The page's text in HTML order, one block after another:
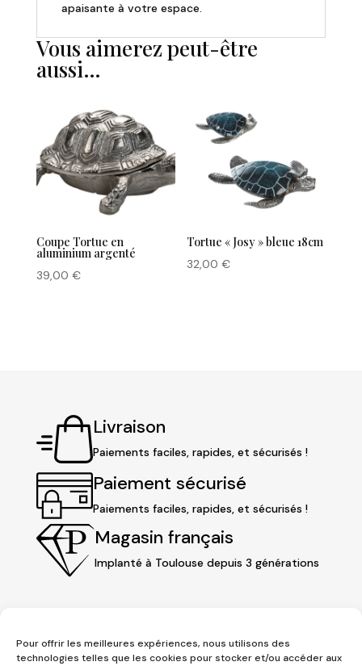
Pour offrir les meilleures expériences, nous utilisons des
technologies telles que les cookies pour stocker et/ou accéder aux
apaisante à votre espace.
Vous aimerez peut-être
aussi…
Coupe Tortue en
aluminium argenté
39,00 €
Tortue « Josy » bleue 18cm
32,00€
Livraison
Paiements faciles, rapides, et sécurisés !
Paiement sécurisé
Paiements faciles, rapides, et sécurisés !
Magasin français
Implanté à Toulouse depuis 3 générations